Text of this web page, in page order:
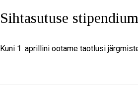
Sihtasutuse
Kuni 1. aprillini ootame taotlusi